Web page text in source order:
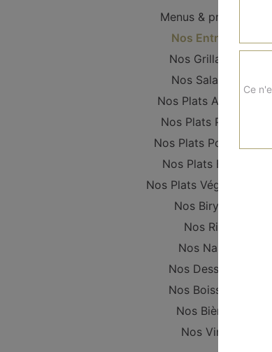
Menus & promos
Nos Entrées
Nos Grillades
Nos Salades
Nos Plats Agneau
Nos Plats Poulet
Nos Plats Poissons
Nos Plats Boeuf
Nos Plats Végétariens
Nos Biryani
Nos Riz
Nos Naan
Nos Desserts
Nos Boissons
Nos Bières
Nos Vins
Ce